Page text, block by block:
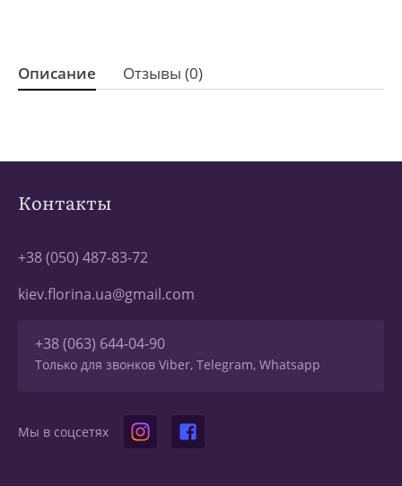
Описание Отзывы (0)
Контакты
+38 (050) 487-83-72
kiev.florina.ua@gmail.com
+38 (063) 644-04-90
Только для звонков Viber, Telegram, Whatsapp
Мы в соцсетях